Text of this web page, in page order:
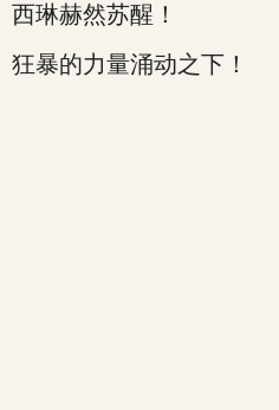
西琳赫然苏醒！
狂暴的力量涌动之下！